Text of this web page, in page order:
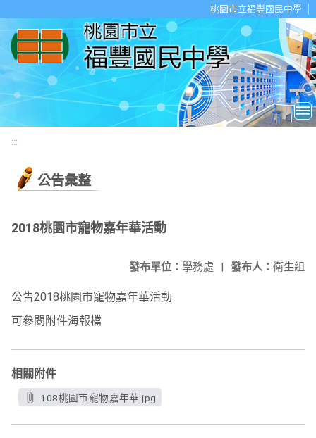
桃園市立福豐國民中學
:::
公告彙整
2018桃園市寵物嘉年華活動
發布人： 衛生組
發布單位： 學務處 |
公告2018桃園市寵物嘉年華活動
可參閱附件海報檔
相關附件
108桃園市寵物嘉年華.jpg